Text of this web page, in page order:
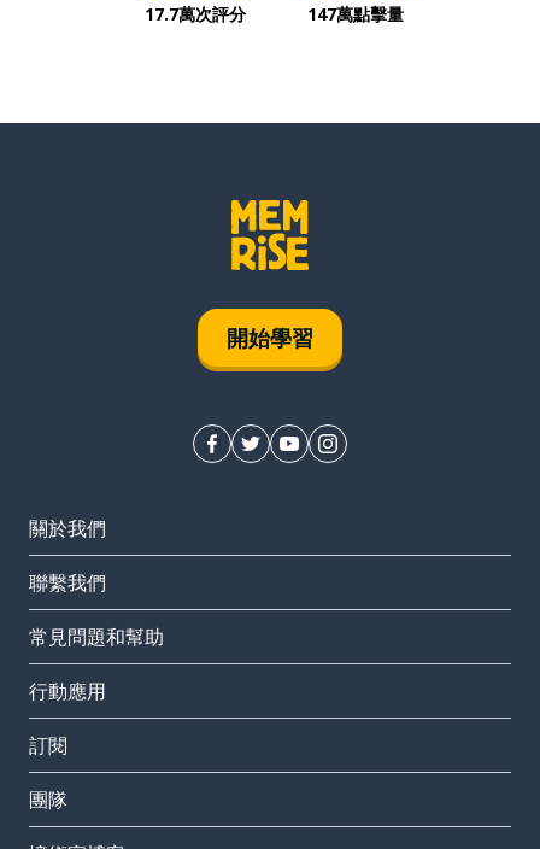
17.7萬次評分 147萬點擊量
開始學習
關於我們
聯繫我們
常見問題和幫助
行動應用
訂閱
團隊